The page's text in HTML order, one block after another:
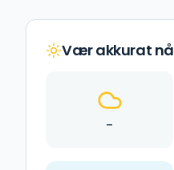
Vær akkurat nå
–